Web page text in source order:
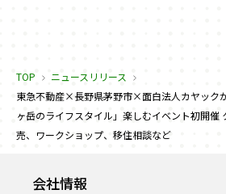
TOP
ニュースリリース
東急不動産×長野県茅野市×面白法人カヤック
ヶ岳のライフスタイル」楽しむイベント初開催
売、ワークショップ、移住相談など
会社情報